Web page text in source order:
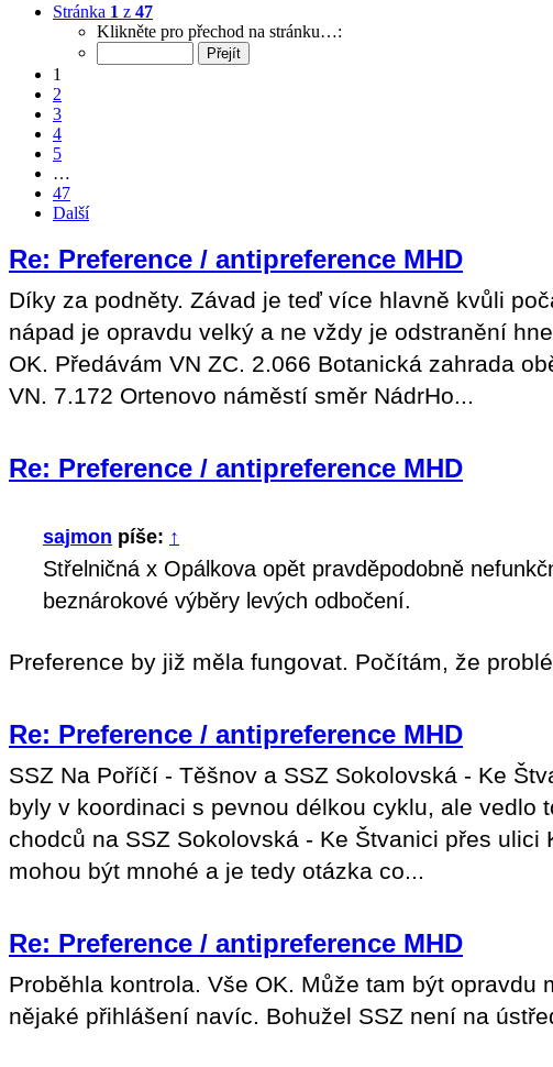
Stránka 1 z 47
Klikněte pro přechod na stránku…:
1
2
3
4
5
…
47
Další
Re: Preference / antipreference MHD
Díky za podněty. Závad je teď více hlavně kvůli
nápad je opravdu velký a ne vždy je odstranění
OK. Předávám VN ZC. 2.066 Botanická zahrada
VN. 7.172 Ortenovo náměstí směr NádrHo...
Re: Preference / antipreference MHD
sajmon píše: ↑
Střelničná x Opálkova opět pravděpodobně
beznárokové výběry levých odbočení.
Preference by již měla fungovat. Počítám, že
Re: Preference / antipreference MHD
SSZ Na Poříčí - Těšnov a SSZ Sokolovská - Ke
byly v koordinaci s pevnou délkou cyklu, ale vedlo
chodců na SSZ Sokolovská - Ke Štvanici přes
mohou být mnohé a je tedy otázka co...
Re: Preference / antipreference MHD
Proběhla kontrola. Vše OK. Může tam být
nějaké přihlášení navíc. Bohužel SSZ není na